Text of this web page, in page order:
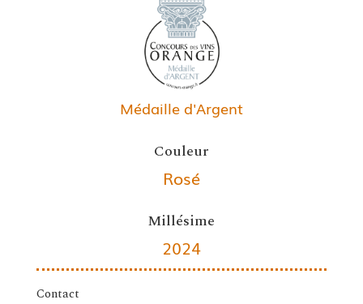
Médaille d'Argent
Couleur
Rosé
Millésime
2024
Contact